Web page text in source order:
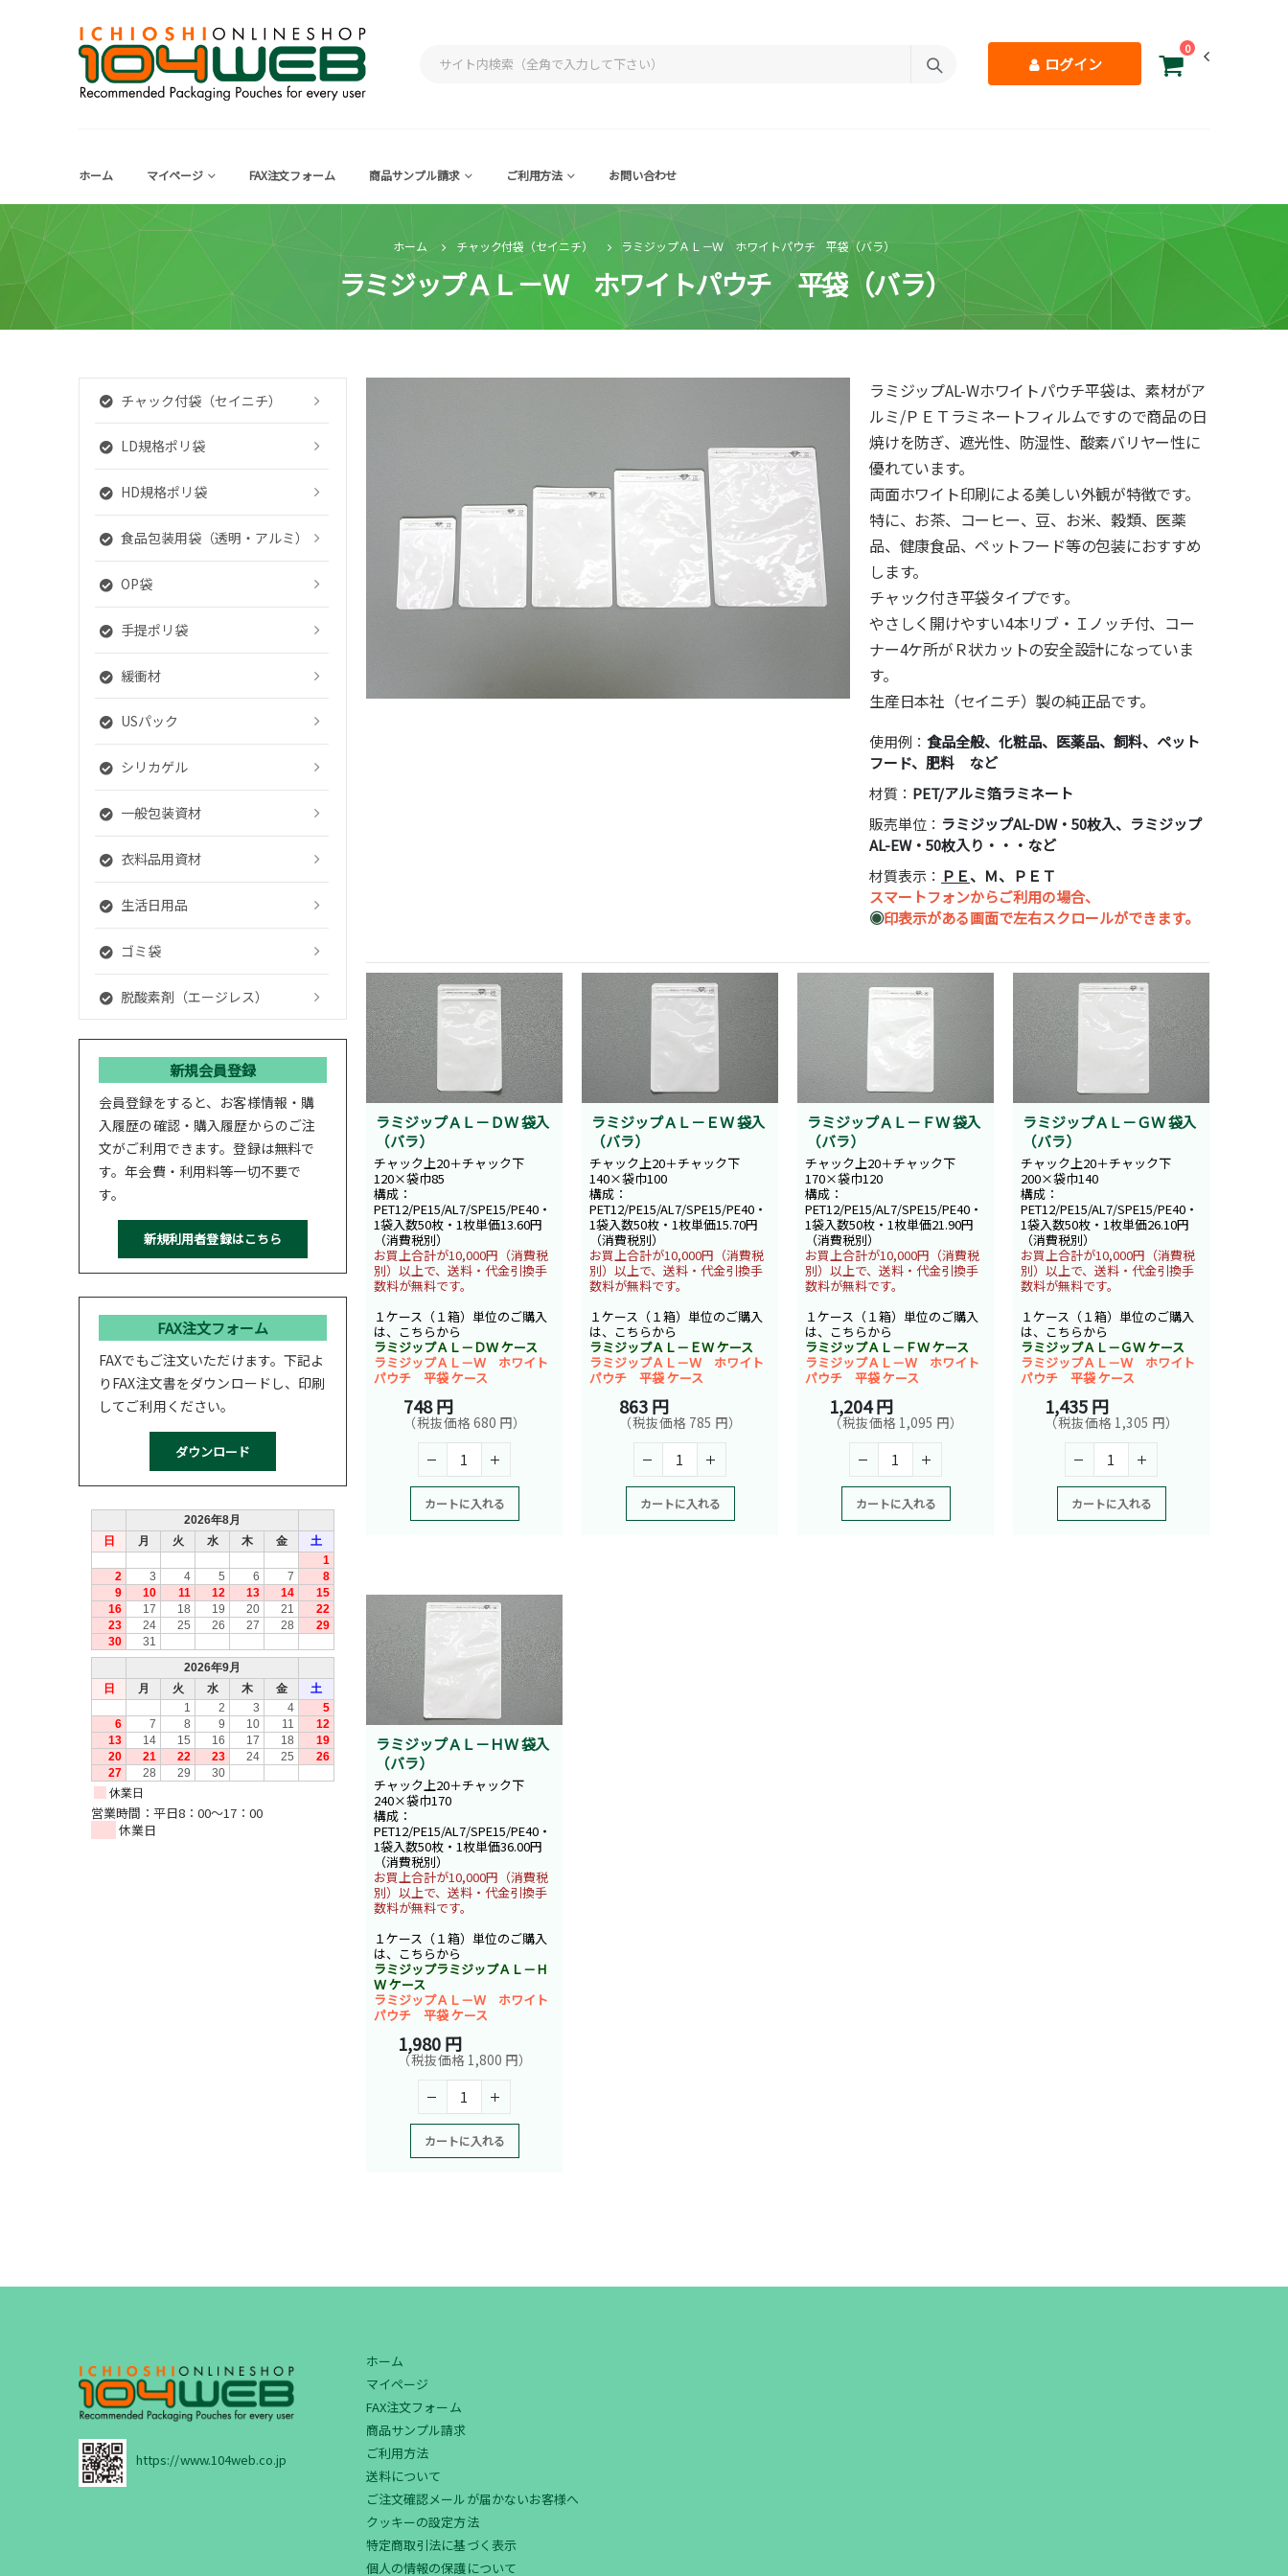
ログイン
0
ホーム マイページ FAX注文フォーム 商品サンプル請求 ご利用方法 お問い合わせ
ホーム チャック付袋（セイニチ） ラミジップＡＬ－Ｗ ホワイトパウチ 平袋（バラ）
ラミジップＡＬ－Ｗ ホワイトパウチ 平袋（バラ）
ラミジップAL-Wホワイトパウチ平袋は、素材がア
ルミ/ＰＥＴラミネートフィルムですので商品の日
焼けを防ぎ、遮光性、防湿性、酸素バリヤー性に
優れています。
両面ホワイト印刷による美しい外観が特徴です。
特に、お茶、コーヒー、豆、お米、穀類、医薬
品、健康食品、ペットフード等の包装におすすめ
します。
チャック付き平袋タイプです。
やさしく開けやすい4本リブ・Ｉノッチ付、コー
ナー4ケ所がＲ状カットの安全設計になっていま
す。
生産日本社（セイニチ）製の純正品です。
使用例：食品全般、化粧品、医薬品、飼料、ペット
フード、肥料 など
材質： PET/アルミ箔ラミネート
販売単位： ラミジップAL-DW・50枚入、ラミジップ
AL-EW・50枚入り・・・など
材質表示： ＰＥ、Ｍ、ＰＥＴ
スマートフォンからご利用の場合、
◉印表示がある画面で左右スクロールができます。
ラミジップＡＬ－ＤＷ 袋入
（バラ）
チャック上20＋チャック下
120×袋巾85
構成：
PET12/PE15/AL7/SPE15/PE40・
1袋入数50枚・1枚単価13.60円
（消費税別）
お買上合計が10,000円（消費税
別）以上で、送料・代金引換手
数料が無料です。
１ケース（１箱）単位のご購入
は、こちらから
ラミジップＡＬ－ＤＷ ケース
ラミジップＡＬ－Ｗ ホワイト
パウチ 平袋 ケース
748 円
（税抜価格 680 円）
カートに入れる
ラミジップＡＬ－ＥＷ 袋入
（バラ）
チャック上20＋チャック下
140×袋巾100
構成：
PET12/PE15/AL7/SPE15/PE40・
1袋入数50枚・1枚単価15.70円
（消費税別）
お買上合計が10,000円（消費税
別）以上で、送料・代金引換手
数料が無料です。
１ケース（１箱）単位のご購入
は、こちらから
ラミジップＡＬ－ＥＷ ケース
ラミジップＡＬ－Ｗ ホワイト
パウチ 平袋 ケース
863 円
（税抜価格 785 円）
カートに入れる
ラミジップＡＬ－ＦＷ 袋入
（バラ）
チャック上20＋チャック下
170×袋巾120
構成：
PET12/PE15/AL7/SPE15/PE40・
1袋入数50枚・1枚単価21.90円
（消費税別）
お買上合計が10,000円（消費税
別）以上で、送料・代金引換手
数料が無料です。
１ケース（１箱）単位のご購入
は、こちらから
ラミジップＡＬ－ＦＷ ケース
ラミジップＡＬ－Ｗ ホワイト
パウチ 平袋 ケース
1,204 円
（税抜価格 1,095 円）
カートに入れる
ラミジップＡＬ－ＧＷ 袋入
（バラ）
チャック上20＋チャック下
200×袋巾140
構成：
PET12/PE15/AL7/SPE15/PE40・
1袋入数50枚・1枚単価26.10円
（消費税別）
お買上合計が10,000円（消費税
別）以上で、送料・代金引換手
数料が無料です。
１ケース（１箱）単位のご購入
は、こちらから
ラミジップＡＬ－ＧＷ ケース
ラミジップＡＬ－Ｗ ホワイト
パウチ 平袋 ケース
1,435 円
（税抜価格 1,305 円）
カートに入れる
ラミジップＡＬ－ＨＷ 袋入
（バラ）
チャック上20＋チャック下
240×袋巾170
構成：
PET12/PE15/AL7/SPE15/PE40・
1袋入数50枚・1枚単価36.00円
（消費税別）
お買上合計が10,000円（消費税
別）以上で、送料・代金引換手
数料が無料です。
１ケース（１箱）単位のご購入
は、こちらから
ラミジップラミジップＡＬ－Ｈ
Ｗ ケース
ラミジップＡＬ－Ｗ ホワイト
パウチ 平袋 ケース
1,980 円
（税抜価格 1,800 円）
カートに入れる
チャック付袋（セイニチ）
LD規格ポリ袋
HD規格ポリ袋
食品包装用袋（透明・アルミ）
OP袋
手提ポリ袋
緩衝材
USパック
シリカゲル
一般包装資材
衣料品用資材
生活日用品
ゴミ袋
脱酸素剤（エージレス）
新規会員登録
会員登録をすると、お客様情報・購
入履歴の確認・購入履歴からのご注
文がご利用できます。登録は無料で
す。年会費・利用料等一切不要で
す。
FAX注文フォーム
FAXでもご注文いただけます。下記よ
りFAX注文書をダウンロードし、印刷
してご利用ください。
営業時間：平日8：00～17：00
休業日
https://www.104web.co.jp
ホーム
マイページ
FAX注文フォーム
商品サンプル請求
ご利用方法
送料について
ご注文確認メールが届かないお客様へ
クッキーの設定方法
特定商取引法に基づく表示
個人の情報の保護について